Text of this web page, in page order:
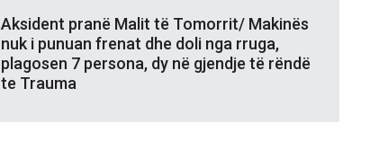
Aksident pranë Malit të Tomorrit/ Makinës
nuk i punuan frenat dhe doli nga rruga,
plagosen 7 persona, dy në gjendje të rëndë
te Trauma